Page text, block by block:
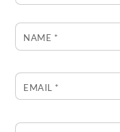
NAME *
EMAIL *